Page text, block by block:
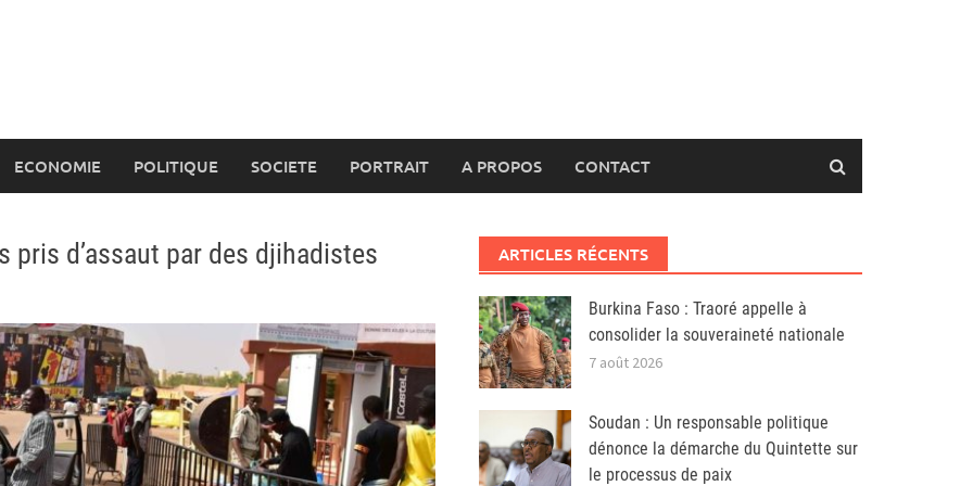
ECONOMIE POLITIQUE SOCIETE PORTRAIT A PROPOS CONTACT
pris d’assaut par des djihadistes ARTICLES RÉCENTS
Burkina Faso : Traoré appelle à
consolider la souveraineté nationale
7 août 2026
Soudan : Un responsable politique
dénonce la démarche du Quintette sur
le processus de paix